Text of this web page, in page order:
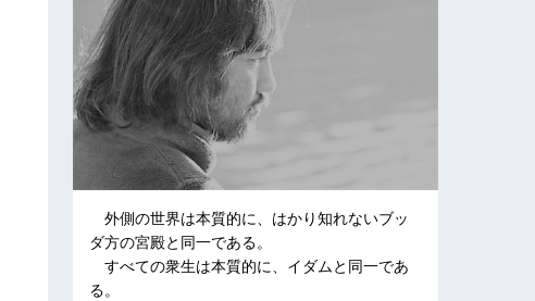
外側の世界は本質的に、はかり知れないブッ
ダ方の宮殿と同一である。
すべての衆生は本質的に、イダムと同一であ
る。